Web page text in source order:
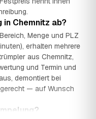
Chemnitz ab?
Menge und PLZ
erhalten mehrere
aus Chemnitz,
und Termin und
demontiert bei
— auf Wunsch